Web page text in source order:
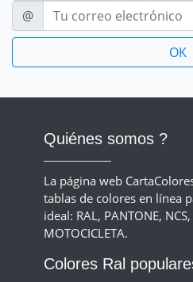
E-mail
@
Quiénes somos ?
La página web
tablas de colores en línea
ideal: RAL, PANTONE,
MOTOCICLETA.
Colores Ral